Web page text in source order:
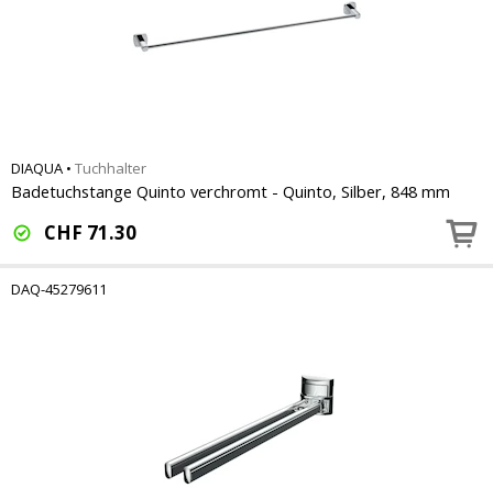
DIAQUA • Tuchhalter
Badetuchstange Quinto verchromt - Quinto, Silber, 848 mm
CHF 71.30
DAQ-45279611